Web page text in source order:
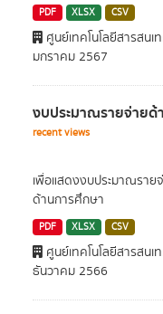
PDF XLSX CSV
ศูนย์เทคโนโลยีสารสน
มกราคม 2567
งบประมาณรายจ่ายด้
recent views
เพื่อแสดงงบประมาณรา
ด้านการศึกษา
PDF XLSX CSV
ศูนย์เทคโนโลยีสารสน
ธันวาคม 2566